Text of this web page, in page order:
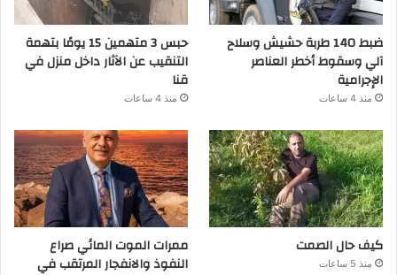
ضبط 140 طربة حشيش وسلاح
آلي وسقوط أخطر العناصر
الإجرامية
منذ 4 ساعات
حبس 3 متهمين 15 يومًا بتهمة
التنقيب عن الآثار داخل منزل في
قنا
منذ 4 ساعات
كيف حال الصمت
منذ 5 ساعات
ممرات الموت المائي صراع
النفوذ والانفجار المرتقب في